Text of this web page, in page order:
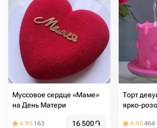
Муссовое сердце «Маме»
на День Матери
4.95 163 16 500֏
Торт
ярко-
4.95464